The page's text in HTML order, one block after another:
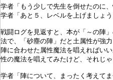
学者「もう少しで先生を倒せたのに
学者「あと５、レベルを上げましょ
戦闘ログを見返すと、本が「～の陣
法で、「砂塵の陣」だと土属性が強
陣に合わせた属性魔法を唱えればい
性の魔法を唱えてみたけど、それじ
学者「陣について、まったく考えて